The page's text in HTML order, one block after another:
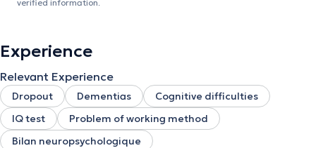
verified information.
Experience
Relevant Experience
Dropout Dementias
Cognitive difficulties
IQ test
Problem of working method
Bilan neuropsychologique